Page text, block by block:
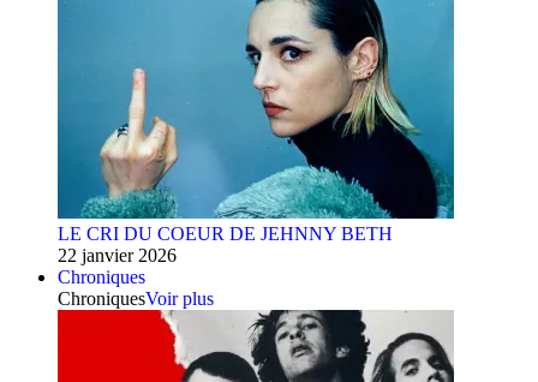
LE CRI DU COEUR DE JEHNNY BETH
22 janvier 2026
Chroniques
ChroniquesVoir plus